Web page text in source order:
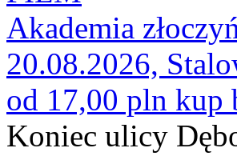
Akademia
20.08.2026,
od 17,00 pln kup
Koniec ulicy